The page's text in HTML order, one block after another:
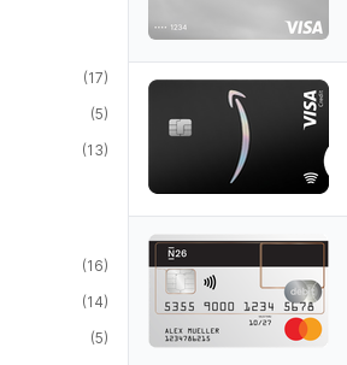
(17)
(5)
(13)
(16)
(14)
(5)